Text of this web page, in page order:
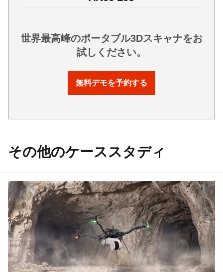
世界最高峰のポータブル3Dスキャナをお
試しください。
無料デモを予約する
その他のケーススタディ